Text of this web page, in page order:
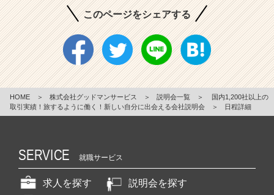
このページをシェアする
HOME ＞ 株式会社グッドマンサービス ＞ 説明会一覧 ＞
国内1,200社以上の
取引実績！旅するように働く！新しい自分に出会える会社説明会
＞ 日程詳細
SERVICE 就職サービス
求人を探す
説明会を探す